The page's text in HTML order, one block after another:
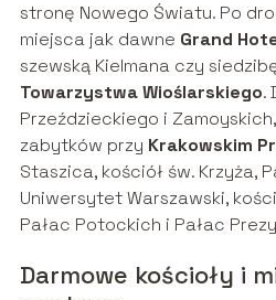
stronę Nowego Światu. Po
miejsca jak dawne Grand
szewską Kielmana czy
Towarzystwa Wioślarskiego.
Przeździeckiego i
zabytków przy Krakowskim
Staszica, kościół św. Krzyża,
Uniwersytet Warszawski,
Pałac Potockich i Pałac
Darmowe kościoły i